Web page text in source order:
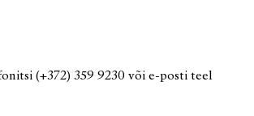
(+372) 359 9230 või e-posti teel